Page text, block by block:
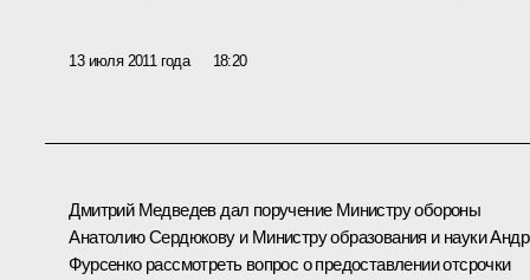
13 июля 2011 года 18:20
Дмитрий Медведев дал поручениеМинистру обороны
Анатолию Сердюковуи Министру образования и науки
Фурсенкорассмотреть вопрос о предоставлении отсрочки